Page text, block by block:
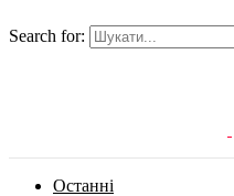
Search for:
Останні